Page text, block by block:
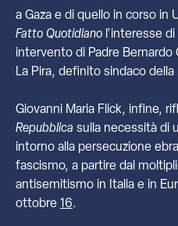
a Gaza e di quello in corso in
Fatto Quotidiano l’interesse
intervento di Padre Bernardo
La Pira, definito sindaco
Giovanni Maria Flick, infine,
Repubblica sulla necessità di
intorno alla persecuzione
fascismo, a partire dal
antisemitismo in Italia e in
ottobre 16.